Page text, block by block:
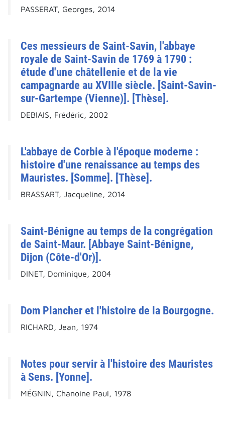
PASSERAT, Georges, 2014
Ces messieurs de Saint-Savin, l'abbaye
royale de Saint-Savin de 1769 à 1790 :
étude d'une châtellenie et de la vie
campagnarde au XVIIIe siècle. [Saint-Savin-
sur-Gartempe (Vienne)]. [Thèse].
DEBIAIS, Frédéric, 2002
L'abbaye de Corbie à l'époque moderne :
histoire d'une renaissance au temps des
Mauristes. [Somme]. [Thèse].
BRASSART, Jacqueline, 2014
Saint-Bénigne au temps de la congrégation
de Saint-Maur. [Abbaye Saint-Bénigne,
Dijon (Côte-d'Or)].
DINET, Dominique, 2004
Dom Plancher et l'histoire de la Bourgogne.
RICHARD, Jean, 1974
Notes pour servir à l'histoire des Mauristes
à Sens. [Yonne].
MÉGNIN, Chanoine Paul, 1978